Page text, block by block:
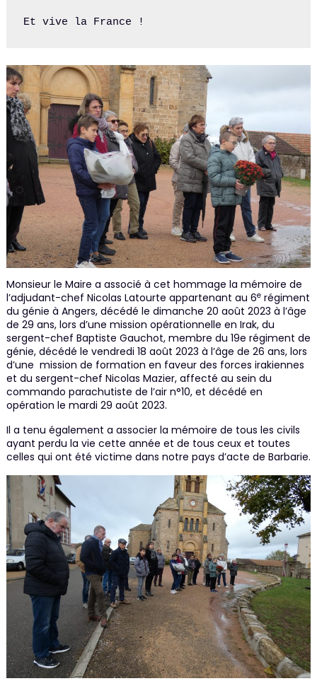
Et vive la France !
Monsieur le Maire a associé à cet hommage la mémoire de
l’adjudant-chef Nicolas Latourte appartenant au 6erégiment
du génie à Angers, décédé le dimanche 20 août 2023 à l’âge
de 29 ans, lors d’une mission opérationnelle en Irak, du
sergent-chef Baptiste Gauchot, membre du 19e régiment de
génie, décédé le vendredi 18 août 2023 à l’âge de 26 ans, lors
d’une mission de formation en faveur des forces irakiennes
et du sergent-chef Nicolas Mazier, affecté au sein du
commando parachutiste de l’air n°10, et décédé en
opération le mardi 29 août 2023.
Il a tenu également a associer la mémoire de tous les civils
ayant perdu la vie cette année et de tous ceux et toutes
celles qui ont été victime dans notre pays d’acte de Barbarie.